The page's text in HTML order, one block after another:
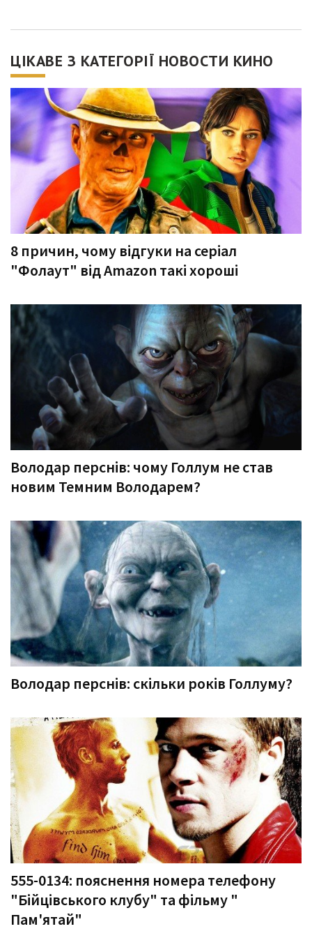
ЦІКАВЕ З КАТЕГОРІЇ НОВОСТИ КИНО
8 причин, чому відгуки на серіал
"Фолаут" від Amazon такі хороші
Володар перснів: чому Голлум не став
новим Темним Володарем?
Володар перснів: скільки років Голлуму?
555-0134: пояснення номера телефону
"Бійцівського клубу" та фільму "
Пам'ятай"